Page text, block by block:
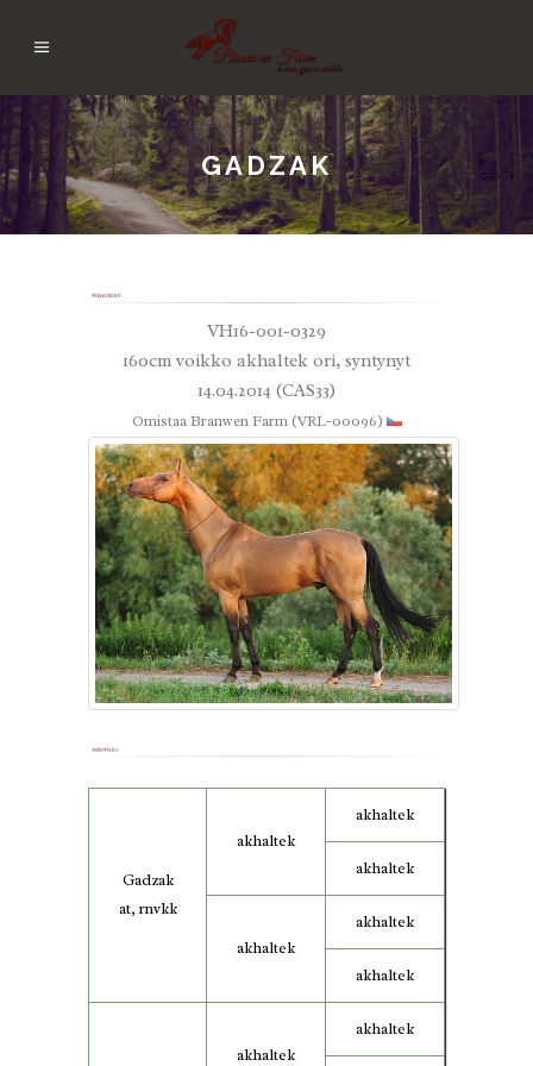
GADZAK
VH16-001-0329
160cm voikko akhaltek ori, syntynyt
14.04.2014 (CAS33)
Omistaa Branwen Farm (VRL-00096)
Gadzak
at, rnvkk
akhaltek
akhaltek
akhaltek
akhaltek
akhaltek
akhaltek
akhaltek
akhaltek